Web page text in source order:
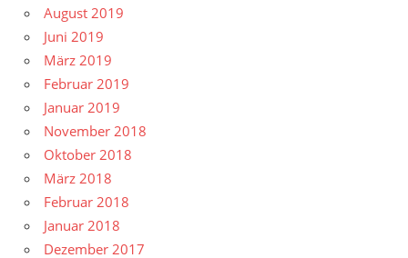
August 2019
Juni 2019
März 2019
Februar 2019
Januar 2019
November 2018
Oktober 2018
März 2018
Februar 2018
Januar 2018
Dezember 2017